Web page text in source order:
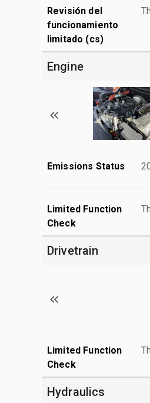
Revisión del
funcionamiento
limitado (cs)
Engine
Emissions Status
Limited Function
Check
Drivetrain
Limited Function
Check
Hydraulics